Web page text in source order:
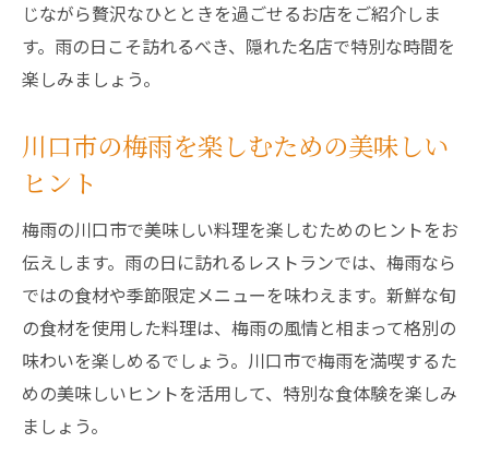
川口市で梅雨を堪能するために
雨の日の魅力を感じられるレストラン
梅雨の時期だからこそ楽しめる魅力
川口市の魅力的な梅雨の過ごし方
じながら贅沢なひとときを過ごせるお店をご紹介しま
す。雨の日こそ訪れるべき、隠れた名店で特別な時間を
楽しみましょう。
川口市の梅雨を楽しむための美味しい
ヒント
梅雨の川口市で美味しい料理を楽しむためのヒントをお
伝えします。雨の日に訪れるレストランでは、梅雨なら
ではの食材や季節限定メニューを味わえます。新鮮な旬
の食材を使用した料理は、梅雨の風情と相まって格別の
味わいを楽しめるでしょう。川口市で梅雨を満喫するた
めの美味しいヒントを活用して、特別な食体験を楽しみ
ましょう。